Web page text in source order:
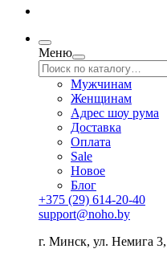
Меню
Мужчинам
Женщинам
Адрес шоу рума
Доставка
Оплата
Sale
Новое
Блог
+375 (29) 614-20-40
support@noho.by
г. Минск, ул. Немига